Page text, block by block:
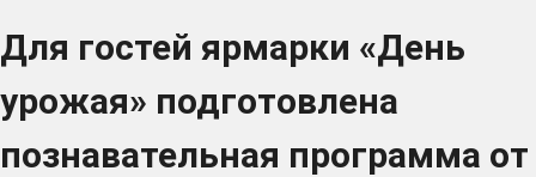
Для гостей ярмарки «День
урожая» подготовлена
познавательная программа от